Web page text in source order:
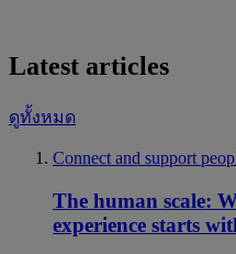
Latest articles
ดูทั้งหมด
Connect and support
The human scale:
experience starts